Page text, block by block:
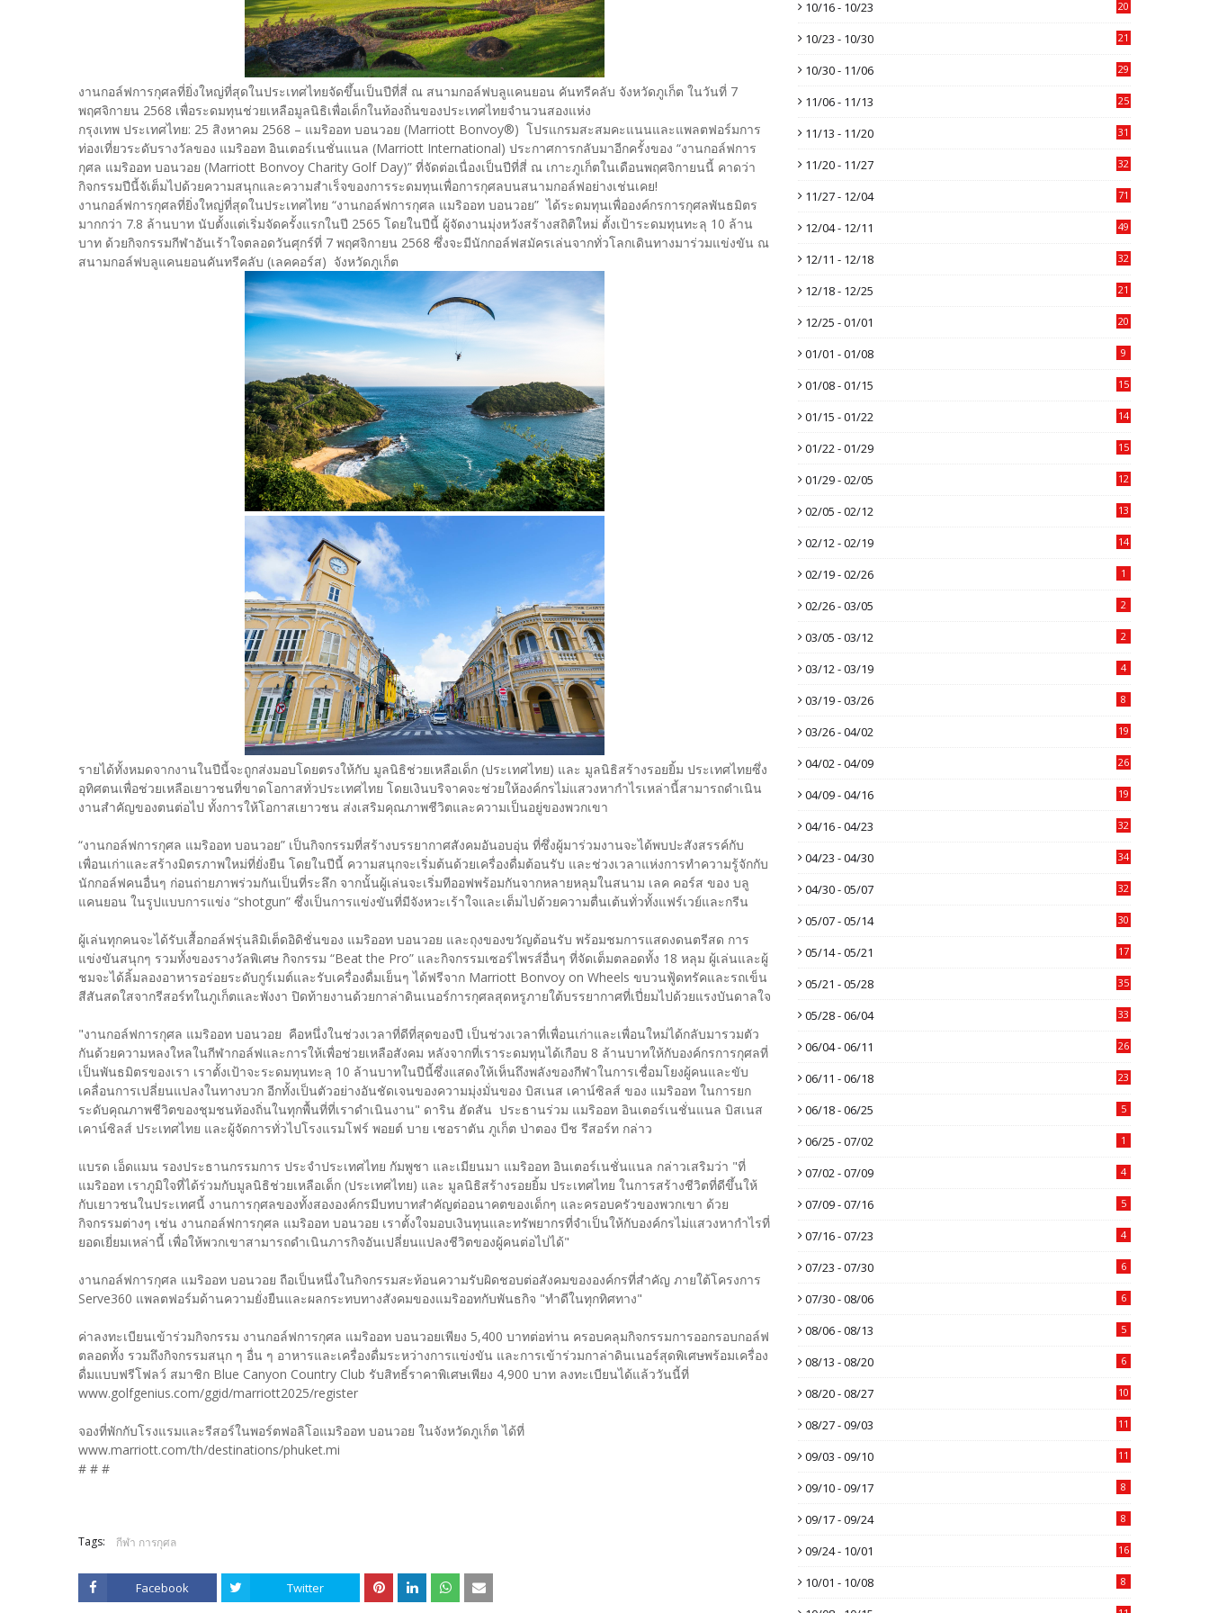
งานกอล์ฟการกุศลที่ยิ่งใหญ่ที่สุดในประเทศไทยจัดขึ้นเป็นปีที่สี่ ณ สนามกอล์ฟบลูแคนยอน คันทรีคลับ จังหวัดภูเก็ต ในวันที่ 7
พฤศจิกายน 2568 เพื่อระดมทุนช่วยเหลือมูลนิธิเพื่อเด็กในท้องถิ่นของประเทศไทยจำนวนสองแห่ง
กรุงเทพ ประเทศไทย: 25 สิงหาคม 2568 – แมริออท บอนวอย (Marriott Bonvoy®) โปรแกรมสะสมคะแนนและแพลตฟอร์มการ
ท่องเที่ยวระดับรางวัลของ แมริออท อินเตอร์เนชั่นแนล (Marriott International) ประกาศการกลับมาอีกครั้งของ “งานกอล์ฟการ
กุศล แมริออท บอนวอย (Marriott Bonvoy Charity Golf Day)” ที่จัดต่อเนื่องเป็นปีที่สี่ ณ เกาะภูเก็ตในเดือนพฤศจิกายนนี้ คาดว่า
กิจกรรมปีนี้จัเต็มไปด้วยความสนุกและความสำเร็จของการระดมทุนเพื่อการกุศลบนสนามกอล์ฟอย่างเช่นเคย!
งานกอล์ฟการกุศลที่ยิ่งใหญ่ที่สุดในประเทศไทย “งานกอล์ฟการกุศล แมริออท บอนวอย” ได้ระดมทุนเพื่อองค์กรการกุศลพันธมิตร
มากกว่า 7.8 ล้านบาท นับตั้งแต่เริ่มจัดครั้งแรกในปี 2565 โดยในปีนี้ ผู้จัดงานมุ่งหวังสร้างสถิติใหม่ ตั้งเป้าระดมทุนทะลุ 10 ล้าน
บาท ด้วยกิจกรรมกีฬาอันเร้าใจตลอดวันศุกร์ที่ 7 พฤศจิกายน 2568 ซึ่งจะมีนักกอล์ฟสมัครเล่นจากทั่วโลกเดินทางมาร่วมแข่งขัน ณ
สนามกอล์ฟบลูแคนยอนคันทรีคลับ (เลคคอร์ส) จังหวัดภูเก็ต
รายได้ทั้งหมดจากงานในปีนี้จะถูกส่งมอบโดยตรงให้กับ มูลนิธิช่วยเหลือเด็ก (ประเทศไทย) และ มูลนิธิสร้างรอยยิ้ม ประเทศไทยซึ่ง
อุทิศตนเพื่อช่วยเหลือเยาวชนที่ขาดโอกาสทั่วประเทศไทย โดยเงินบริจาคจะช่วยให้องค์กรไม่แสวงหากำไรเหล่านี้สามารถดำเนิน
งานสำคัญของตนต่อไป ทั้งการให้โอกาสเยาวชน ส่งเสริมคุณภาพชีวิตและความเป็นอยู่ของพวกเขา
“งานกอล์ฟการกุศล แมริออท บอนวอย” เป็นกิจกรรมที่สร้างบรรยากาศสังคมอันอบอุ่น ที่ซึ่งผู้มาร่วมงานจะได้พบปะสังสรรค์กับ
เพื่อนเก่าและสร้างมิตรภาพใหม่ที่ยั่งยืน โดยในปีนี้ ความสนุกจะเริ่มต้นด้วยเครื่องดื่มต้อนรับ และช่วงเวลาแห่งการทำความรู้จักกับ
นักกอล์ฟคนอื่นๆ ก่อนถ่ายภาพร่วมกันเป็นที่ระลึก จากนั้นผู้เล่นจะเริ่มทีออฟพร้อมกันจากหลายหลุมในสนาม เลค คอร์ส ของ บลู
แคนยอน ในรูปแบบการแข่ง “shotgun” ซึ่งเป็นการแข่งขันที่มีจังหวะเร้าใจและเต็มไปด้วยความตื่นเต้นทั่วทั้งแฟร์เวย์และกรีน
ผู้เล่นทุกคนจะได้รับเสื้อกอล์ฟรุ่นลิมิเต็ดอิดิชั่นของ แมริออท บอนวอย และถุงของขวัญต้อนรับ พร้อมชมการแสดงดนตรีสด การ
แข่งขันสนุกๆ รวมทั้งของรางวัลพิเศษ กิจกรรม “Beat the Pro” และกิจกรรมเซอร์ไพรส์อื่นๆ ที่จัดเต็มตลอดทั้ง 18 หลุม ผู้เล่นและผู้
ชมจะได้ลิ้มลองอาหารอร่อยระดับกูร์เมต์และรับเครื่องดื่มเย็นๆ ได้ฟรีจาก Marriott Bonvoy on Wheels ขบวนฟู้ดทรัคและรถเข็น
สีสันสดใสจากรีสอร์ทในภูเก็ตและพังงา ปิดท้ายงานด้วยกาล่าดินเนอร์การกุศลสุดหรูภายใต้บรรยากาศที่เปี่ยมไปด้วยแรงบันดาลใจ
"งานกอล์ฟการกุศล แมริออท บอนวอย คือหนึ่งในช่วงเวลาที่ดีที่สุดของปี เป็นช่วงเวลาที่เพื่อนเก่าและเพื่อนใหม่ได้กลับมารวมตัว
กันด้วยความหลงใหลในกีฬากอล์ฟและการให้เพื่อช่วยเหลือสังคม หลังจากที่เราระดมทุนได้เกือบ 8 ล้านบาทให้กับองค์กรการกุศลที่
เป็นพันธมิตรของเรา เราตั้งเป้าจะระดมทุนทะลุ 10 ล้านบาทในปีนี้ซึ่งแสดงให้เห็นถึงพลังของกีฬาในการเชื่อมโยงผู้คนและขับ
เคลื่อนการเปลี่ยนแปลงในทางบวก อีกทั้งเป็นตัวอย่างอันชัดเจนของความมุ่งมั่นของ บิสเนส เคาน์ซิลส์ ของ แมริออท ในการยก
ระดับคุณภาพชีวิตของชุมชนท้องถิ่นในทุกพื้นที่ที่เราดำเนินงาน" ดาริน ฮัดสัน ประธานร่วม แมริออท อินเตอร์เนชั่นแนล บิสเนส
เคาน์ซิลส์ ประเทศไทย และผู้จัดการทั่วไปโรงแรมโฟร์ พอยต์ บาย เชอราตัน ภูเก็ต ป่าตอง บีช รีสอร์ท กล่าว
แบรด เอ็ดแมน รองประธานกรรมการ ประจำประเทศไทย กัมพูชา และเมียนมา แมริออท อินเตอร์เนชั่นแนล กล่าวเสริมว่า "ที่
แมริออท เราภูมิใจที่ได้ร่วมกับมูลนิธิช่วยเหลือเด็ก (ประเทศไทย) และ มูลนิธิสร้างรอยยิ้ม ประเทศไทย ในการสร้างชีวิตที่ดีขึ้นให้
กับเยาวชนในประเทศนี้ งานการกุศลของทั้งสององค์กรมีบทบาทสำคัญต่ออนาคตของเด็กๆ และครอบครัวของพวกเขา ด้วย
กิจกรรมต่างๆ เช่น งานกอล์ฟการกุศล แมริออท บอนวอย เราตั้งใจมอบเงินทุนและทรัพยากรที่จำเป็นให้กับองค์กรไม่แสวงหากำไรที่
ยอดเยี่ยมเหล่านี้ เพื่อให้พวกเขาสามารถดำเนินภารกิจอันเปลี่ยนแปลงชีวิตของผู้คนต่อไปได้"
งานกอล์ฟการกุศล แมริออท บอนวอย ถือเป็นหนึ่งในกิจกรรมสะท้อนความรับผิดชอบต่อสังคมขององค์กรที่สำคัญ ภายใต้โครงการ
Serve360 แพลตฟอร์มด้านความยั่งยืนและผลกระทบทางสังคมของแมริออทกับพันธกิจ "ทำดีในทุกทิศทาง"
ค่าลงทะเบียนเข้าร่วมกิจกรรม งานกอล์ฟการกุศล แมริออท บอนวอยเพียง 5,400 บาทต่อท่าน ครอบคลุมกิจกรรมการออกรอบกอล์ฟ
ตลอดทั้ง รวมถึงกิจกรรมสนุก ๆ อื่น ๆ อาหารและเครื่องดื่มระหว่างการแข่งขัน และการเข้าร่วมกาล่าดินเนอร์สุดพิเศษพร้อมเครื่อง
ดื่มแบบฟรีโฟลว์ สมาชิก Blue Canyon Country Club รับสิทธิ์ราคาพิเศษเพียง 4,900 บาท ลงทะเบียนได้แล้ววันนี้ที่
www.golfgenius.com/ggid/marriott2025/register
จองที่พักกับโรงแรมและรีสอร์ในพอร์ตฟอลิโอแมริออท บอนวอย ในจังหวัดภูเก็ต ได้ที่
www.marriott.com/th/destinations/phuket.mi
# # #
Tags: กีฬา การกุศล
Facebook Twitter
10/16 - 10/23 20
10/23 - 10/30 21
10/30 - 11/06 29
11/06 - 11/13 25
11/13 - 11/20 31
11/20 - 11/27 32
11/27 - 12/04 71
12/04 - 12/11 49
12/11 - 12/18 32
12/18 - 12/25 21
12/25 - 01/01 20
01/01 - 01/08 9
01/08 - 01/15 15
01/15 - 01/22 14
01/22 - 01/29 15
01/29 - 02/05 12
02/05 - 02/12 13
02/12 - 02/19 14
02/19 - 02/26 1
02/26 - 03/05 2
03/05 - 03/12 2
03/12 - 03/19 4
03/19 - 03/26 8
03/26 - 04/02 19
04/02 - 04/09 26
04/09 - 04/16 19
04/16 - 04/23 32
04/23 - 04/30 34
04/30 - 05/07 32
05/07 - 05/14 30
05/14 - 05/21 17
05/21 - 05/28 35
05/28 - 06/04 33
06/04 - 06/11 26
06/11 - 06/18 23
06/18 - 06/25 5
06/25 - 07/02 1
07/02 - 07/09 4
07/09 - 07/16 5
07/16 - 07/23 4
07/23 - 07/30 6
07/30 - 08/06 6
08/06 - 08/13 5
08/13 - 08/20 6
08/20 - 08/27 10
08/27 - 09/03 11
09/03 - 09/10 11
09/10 - 09/17 8
09/17 - 09/24 8
09/24 - 10/01 16
10/01 - 10/08 8